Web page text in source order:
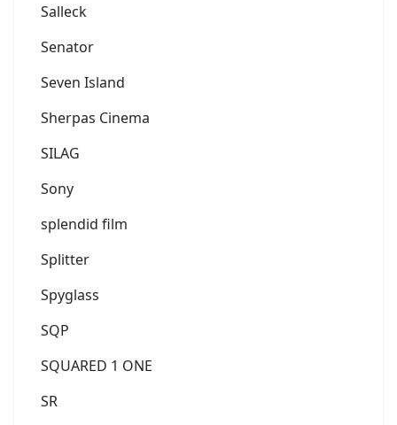
Salleck
Senator
Seven Island
Sherpas Cinema
SILAG
Sony
splendid film
Splitter
Spyglass
SQP
SQUARED 1 ONE
SR